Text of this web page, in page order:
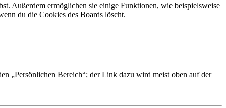
Außerdem ermöglichen sie einige Funktionen, wie beispielsweise
du die Cookies des Boards löscht.
„Persönlichen Bereich“; der Link dazu wird meist oben auf der